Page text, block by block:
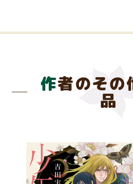
作者のその他の作
品